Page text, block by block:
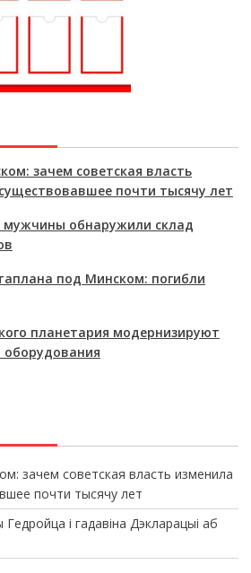
зачем советская власть
почти тысячу лет
мужчины обнаружили склад
под Минском: погибли
планетария модернизируют
оборудования
зачем советская власть изменила
почти тысячу лет
і гадавіна Дэкларацыі аб